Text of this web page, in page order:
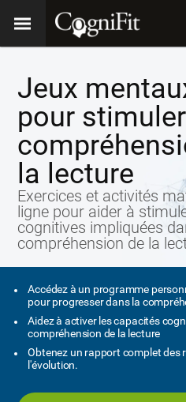
Jeux
pour
la lecture
Exercices et activités
ligne pour aider à
cognitives impliquées
compréhension de la
Accédez à un programme
pour progresser dans la
Aidez à activer les capacités
compréhension de la lecture
Obtenez un rapport complet des
l'évolution.